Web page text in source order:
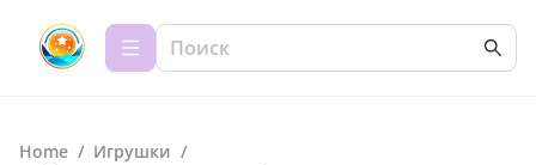
Home / Игрушки /